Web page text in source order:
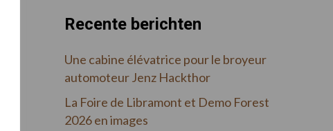
Recente berichten
Une cabine élévatrice pour le broyeur
automoteur Jenz Hackthor
La Foire de Libramont et Demo Forest
2026 en images